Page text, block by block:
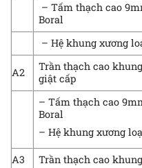
– Tấm thạch cao
Boral
– Hệ khung xương
A2
Trần thạch cao
giật cấp
– Tấm thạch cao
Boral
– Hệ khung xương
A3 Trần thạch cao